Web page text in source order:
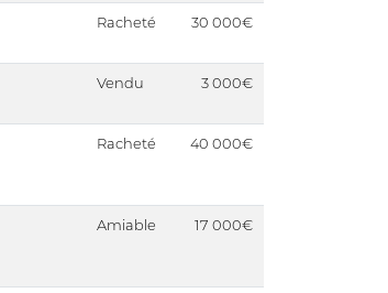
Racheté 30 000€
Vendu 3 000€
Racheté 40 000€
Amiable 17 000€